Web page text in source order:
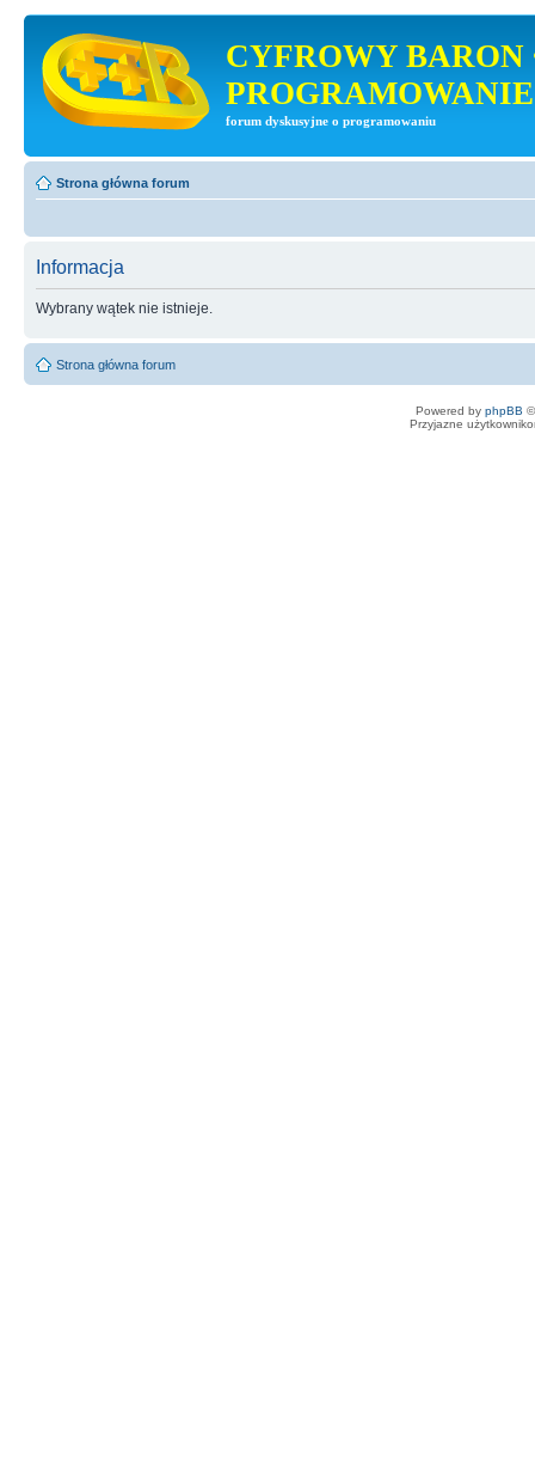
CYFROWY BARON
PROGRAMOWANIE
forum dyskusyjne o programowaniu
Strona główna forum
Informacja
Wybrany wątek nie istnieje.
Strona główna forum
Powered by phpBB
Przyjazne